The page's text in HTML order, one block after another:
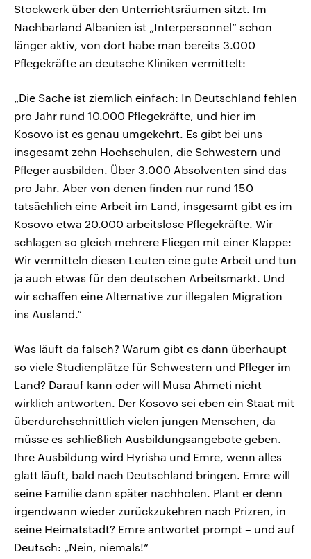
Stockwerk über den Unterrichtsräumen sitzt. Im
Nachbarland Albanien ist „Interpersonnel“ schon
länger aktiv, von dort habe man bereits 3.000
Pflegekräfte an deutsche Kliniken vermittelt:
„Die Sache ist ziemlich einfach: In Deutschland fehlen
pro Jahr rund 10.000 Pflegekräfte, und hier im
Kosovo ist es genau umgekehrt. Es gibt bei uns
insgesamt zehn Hochschulen, die Schwestern und
Pfleger ausbilden. Über 3.000 Absolventen sind das
pro Jahr. Aber von denen finden nur rund 150
tatsächlich eine Arbeit im Land, insgesamt gibt es im
Kosovo etwa 20.000 arbeitslose Pflegekräfte. Wir
schlagen so gleich mehrere Fliegen mit einer Klappe:
Wir vermitteln diesen Leuten eine gute Arbeit und tun
ja auch etwas für den deutschen Arbeitsmarkt. Und
wir schaffen eine Alternative zur illegalen Migration
ins Ausland.“
Was läuft da falsch? Warum gibt es dann überhaupt
so viele Studienplätze für Schwestern und Pfleger im
Land? Darauf kann oder will Musa Ahmeti nicht
wirklich antworten. Der Kosovo sei eben ein Staat mit
überdurchschnittlich vielen jungen Menschen, da
müsse es schließlich Ausbildungsangebote geben.
Ihre Ausbildung wird Hyrisha und Emre, wenn alles
glatt läuft, bald nach Deutschland bringen. Emre will
seine Familie dann später nachholen. Plant er denn
irgendwann wieder zurückzukehren nach Prizren, in
seine Heimatstadt? Emre antwortet prompt – und auf
Deutsch: „Nein, niemals!“